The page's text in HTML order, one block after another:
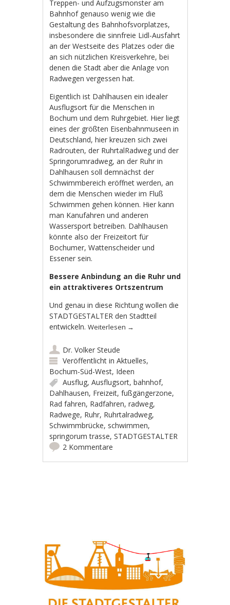
Treppen- und Aufzugsmonster am
Bahnhof genauso wenig wie die
Gestaltung des Bahnhofsvorplatzes,
insbesondere die sinnfreie Lidl-Ausfahrt
an der Westseite des Platzes oder die
an sich nützlichen Kreisverkehre, bei
denen die Stadt aber die Anlage von
Radwegen vergessen hat.
Eigentlich ist Dahlhausen ein idealer
Ausflugsort für die Menschen in
Bochum und dem Ruhrgebiet. Hier liegt
eines der größten Eisenbahnmuseen in
Deutschland, hier kreuzen sich zwei
Radrouten, der RuhrtalRadweg und der
Springorumradweg, an der Ruhr in
Dahlhausen soll demnächst der
Schwimmbereich eröffnet werden, an
dem die Menschen wieder im Fluß
Schwimmen gehen können. Hier kann
man Kanufahren und anderen
Wassersport betreiben. Dahlhausen
könnte also der Freizeitort für
Bochumer, Wattenscheider und
Essener sein.
Bessere Anbindung an die Ruhr und
ein attraktiveres Ortszentrum
Und genau in diese Richtung wollendie
STADTGESTALTER den Stadtteil
entwickeln.Weiterlesen →
Dr. Volker Steude
Veröffentlicht inAktuelles,
Bochum-Süd-West, Ideen
Ausflug,Ausflugsort,bahnhof,
Dahlhausen, Freizeit,fußgängerzone,
Rad fahren, Radfahren,radweg,
Radwege, Ruhr, Ruhrtalradweg,
Schwimmbrücke, schwimmen,
springorum trasse,STADTGESTALTER
2 Kommentare